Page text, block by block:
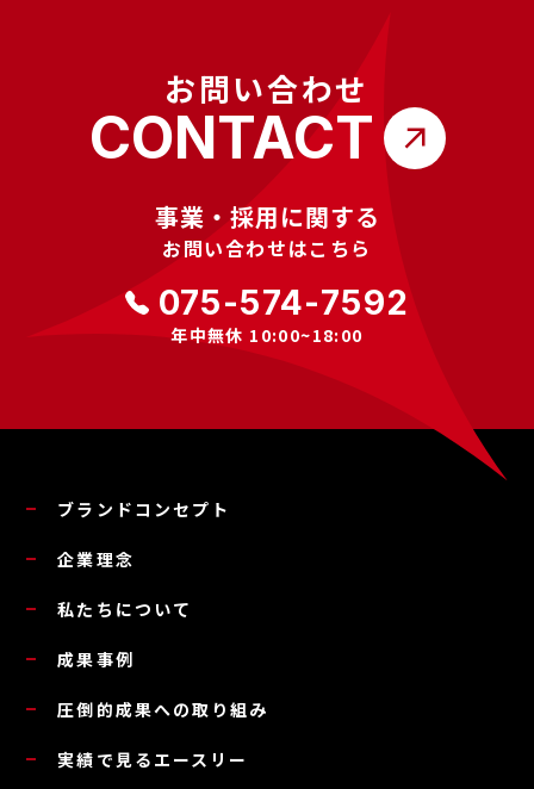
お問い合わせ
CONTACT
事業・採用に関する
お問い合わせはこちら
075-574-7592
年中無休 10:00~18:00
ブランドコンセプト
企業理念
私たちについて
成果事例
圧倒的成果への取り組み
実績で見るエースリー